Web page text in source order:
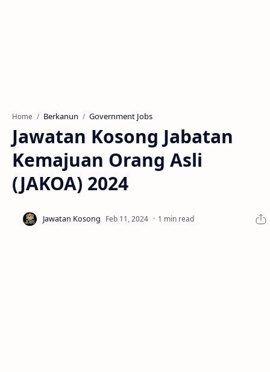
Home Berkanun Government Jobs
Jawatan Kosong Jabatan
Kemajuan Orang Asli
(JAKOA) 2024
1 min read